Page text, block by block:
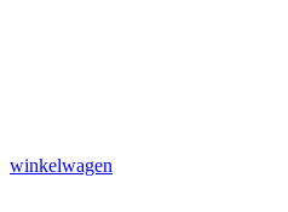
winkelwagen